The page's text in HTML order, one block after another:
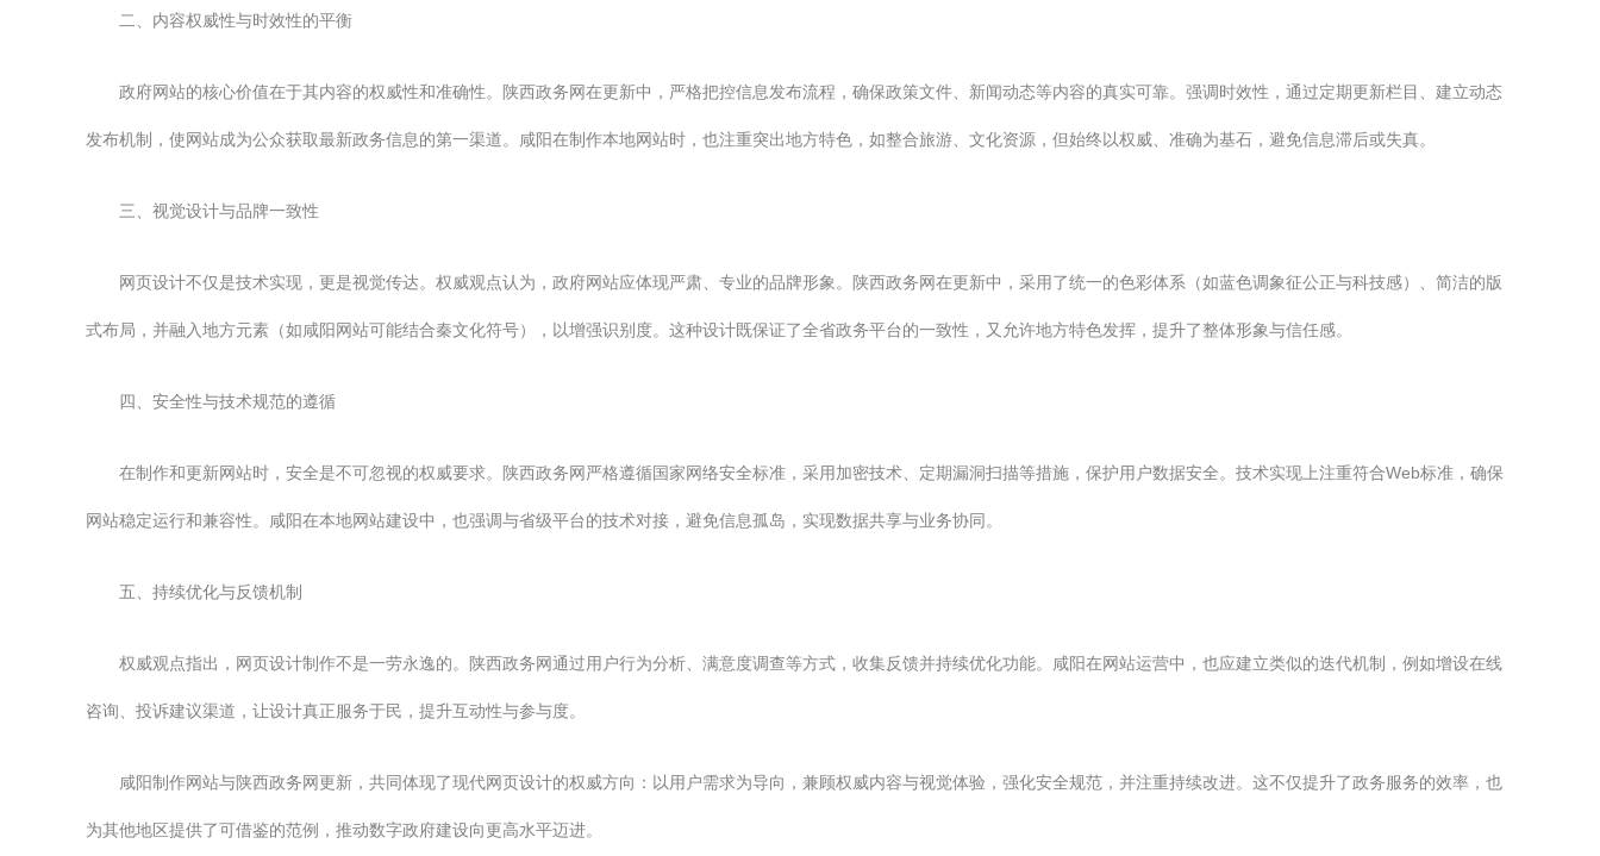
二、内容权威性与时效性的平衡
政府网站的核心价值在于其内容的权威性和准确性。陕西政务网在更新中，严格把控信息发布流程，确保政策文件、新闻动态等内容的真实可靠。强调时效性，通过定期更新栏目、建立动态
发布机制，使网站成为公众获取最新政务信息的第一渠道。咸阳在制作本地网站时，也注重突出地方特色，如整合旅游、文化资源，但始终以权威、准确为基石，避免信息滞后或失真。
三、视觉设计与品牌一致性
网页设计不仅是技术实现，更是视觉传达。权威观点认为，政府网站应体现严肃、专业的品牌形象。陕西政务网在更新中，采用了统一的色彩体系（如蓝色调象征公正与科技感）、简洁的版
式布局，并融入地方元素（如咸阳网站可能结合秦文化符号），以增强识别度。这种设计既保证了全省政务平台的一致性，又允许地方特色发挥，提升了整体形象与信任感。
四、安全性与技术规范的遵循
在制作和更新网站时，安全是不可忽视的权威要求。陕西政务网严格遵循国家网络安全标准，采用加密技术、定期漏洞扫描等措施，保护用户数据安全。技术实现上注重符合Web标准，确保
网站稳定运行和兼容性。咸阳在本地网站建设中，也强调与省级平台的技术对接，避免信息孤岛，实现数据共享与业务协同。
五、持续优化与反馈机制
权威观点指出，网页设计制作不是一劳永逸的。陕西政务网通过用户行为分析、满意度调查等方式，收集反馈并持续优化功能。咸阳在网站运营中，也应建立类似的迭代机制，例如增设在线
咨询、投诉建议渠道，让设计真正服务于民，提升互动性与参与度。
咸阳制作网站与陕西政务网更新，共同体现了现代网页设计的权威方向：以用户需求为导向，兼顾权威内容与视觉体验，强化安全规范，并注重持续改进。这不仅提升了政务服务的效率，也
为其他地区提供了可借鉴的范例，推动数字政府建设向更高水平迈进。